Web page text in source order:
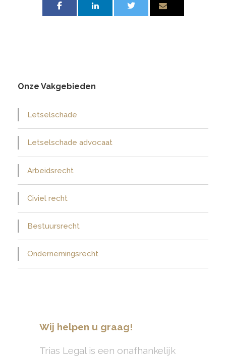
Onze Vakgebieden
Letselschade
Letselschade advocaat
Arbeidsrecht
Civiel recht
Bestuursrecht
Ondernemingsrecht
Wij helpen u graag!
Trias Legal is een onafhankelijk